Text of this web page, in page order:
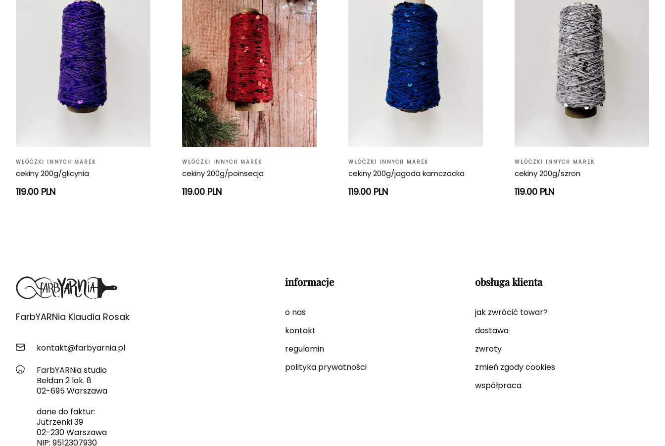
WŁÓCZKI INNYCH MAREK
cekiny 200g/glicynia
119.00 PLN
WŁÓCZKI INNYCH MAREK
cekiny 200g/poinsecja
119.00 PLN
WŁÓCZKI INNYCH MAREK
cekiny 200g/jagoda kamczacka
119.00 PLN
WŁÓCZKI INNYCH MAREK
cekiny 200g/szron
119.00 PLN
FarbYARNia Klaudia Rosak
kontakt@farbyarnia.pl
FarbYARNia studio
Bełdan 2 lok. 8
02-695 Warszawa
dane do faktur:
Jutrzenki 39
02-230 Warszawa
NIP: 9512307930
informacje
o nas
kontakt
regulamin
polityka prywatności
obsługa klienta
jak zwrócić towar?
dostawa
zwroty
zmień zgody cookies
współpraca